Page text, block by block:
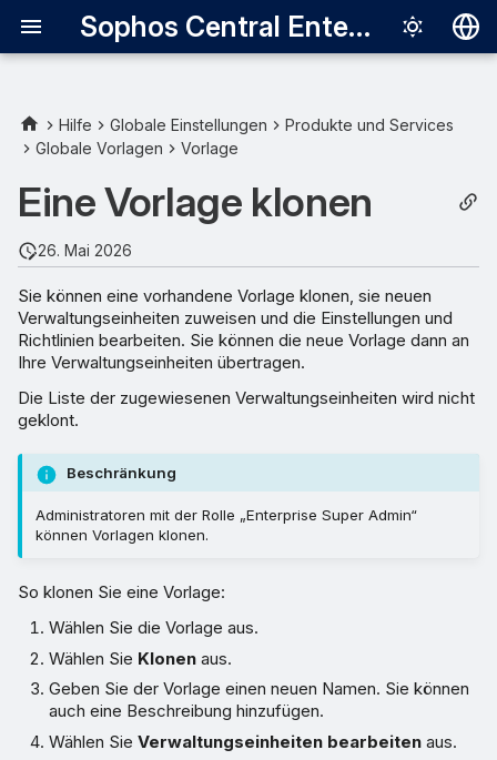
Sophos Central Enterprise
English
한국어
中文（繁體）
Hilfe Globale Einstellungen
Produkte und Services
Globale Vorlagen
Vorlage
Eine Vorlage klonen
26. Mai 2026
Sie können eine vorhandene Vorlage klonen, sie neuen
Verwaltungseinheiten zuweisen und die Einstellungen und
Richtlinien bearbeiten. Sie können die neue Vorlage dann an
Ihre Verwaltungseinheiten übertragen.
Die Liste der zugewiesenen Verwaltungseinheiten wird nicht
geklont.
Beschränkung
Administratoren mit der Rolle „Enterprise Super Admin“
können Vorlagen klonen.
So klonen Sie eine Vorlage:
Wählen Sie die Vorlage aus.
Wählen Sie Klonen aus.
Geben Sie der Vorlage einen neuen Namen. Sie können
auch eine Beschreibung hinzufügen.
Wählen SieVerwaltungseinheiten bearbeiten aus.